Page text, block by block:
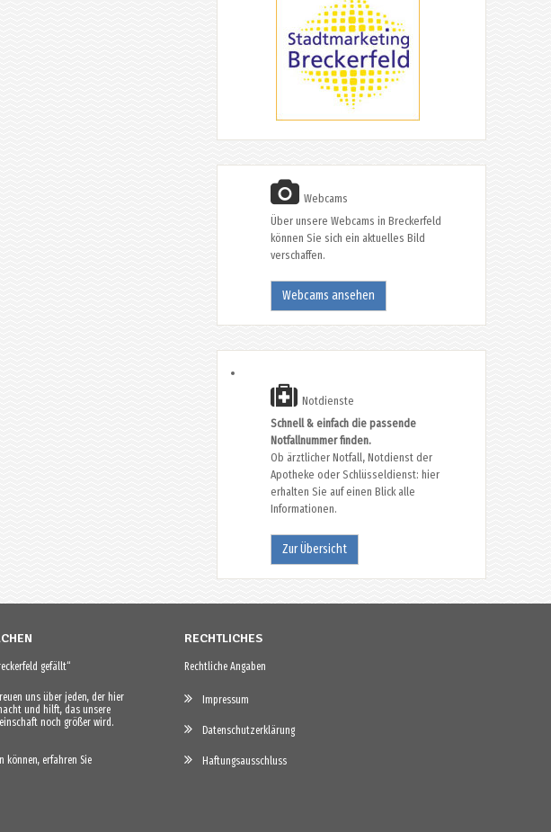
Webcams
Über unsere Webcams in Breckerfeld
können Sie sich ein aktuelles Bild
verschaffen.
Webcams ansehen
Notdienste
Schnell & einfach die passende
Notfallnummer finden.
Ob ärztlicher Notfall, Notdienst der
Apotheke oder Schlüsseldienst: hier
erhalten Sie auf einen Blick alle
Informationen.
Zur Übersicht
gefällt“
uns über jeden, der hier
und hilft, das unsere
noch größer wird.
können, erfahren Sie
RECHTLICHES
Rechtliche Angaben
Impressum
Datenschutzerklärung
Haftungsausschluss